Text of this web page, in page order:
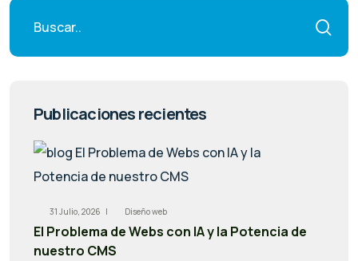
Publicaciones recientes
31 Julio, 2026 | Diseño web
El Problema de Webs con IA y la Potencia de
nuestro CMS